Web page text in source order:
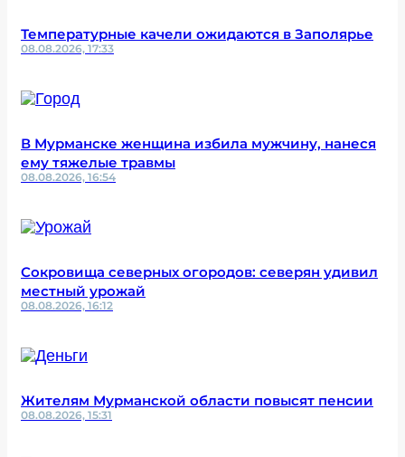
Температурные качели ожидаются в Заполярье
08.08.2026, 17:33
В Мурманске женщина избила мужчину, нанеся
ему тяжелые травмы
08.08.2026, 16:54
Сокровища северных огородов: северян удивил
местный урожай
08.08.2026, 16:12
Жителям Мурманской области повысят пенсии
08.08.2026, 15:31